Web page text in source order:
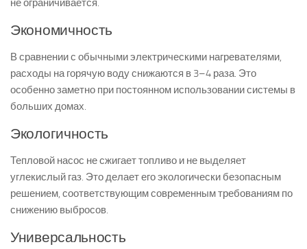
не ограничивается.
Экономичность
В сравнении с обычными электрическими нагревателями,
расходы на горячую воду снижаются в 3–4 раза. Это
особенно заметно при постоянном использовании системы в
больших домах.
Экологичность
Тепловой насос не сжигает топливо и не выделяет
углекислый газ. Это делает его экологически безопасным
решением, соответствующим современным требованиям по
снижению выбросов.
Универсальность